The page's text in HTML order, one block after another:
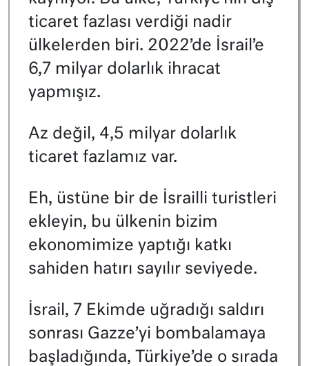
ticaret fazlası verdiği nadir
ülkelerden biri. 2022’de İsrail’e
6,7 milyar dolarlık ihracat
yapmışız.
Az değil, 4,5 milyar dolarlık
ticaret fazlamız var.
Eh, üstüne bir de İsrailli turistleri
ekleyin, bu ülkenin bizim
ekonomimize yaptığı katkı
sahiden hatırı sayılır seviyede.
İsrail, 7 Ekimde uğradığı saldırı
sonrası Gazze’yi bombalamaya
başladığında, Türkiye’de o sırada